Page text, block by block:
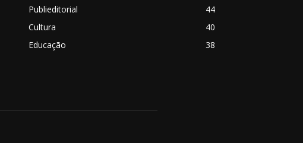
Publieditorial
44
Cultura
40
Educação
38